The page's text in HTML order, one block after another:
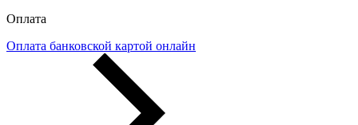
Оплата
Оплата банковской картой онлайн